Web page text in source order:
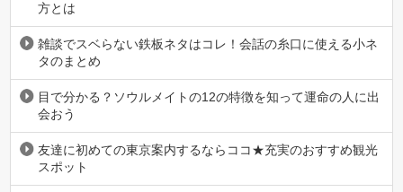
方とは
雑談でスベらない鉄板ネタはコレ！会話の糸口に使える小ネ
タのまとめ
目で分かる？ソウルメイトの12の特徴を知って運命の人に出
会おう
友達に初めての東京案内するならココ★充実のおすすめ観光
スポット